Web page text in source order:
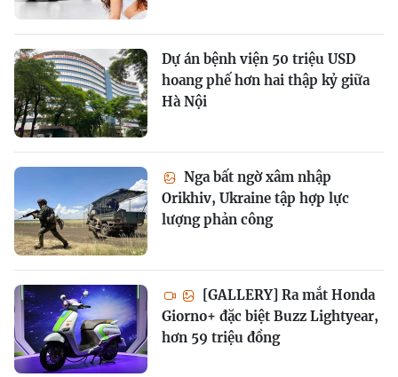
Dự án bệnh viện 50 triệu USD
hoang phế hơn hai thập kỷ giữa
Hà Nội
Nga bất ngờ xâm nhập
Orikhiv, Ukraine tập hợp lực
lượng phản công
[GALLERY] Ra mắt Honda
Giorno+ đặc biệt Buzz Lightyear,
hơn 59 triệu đồng